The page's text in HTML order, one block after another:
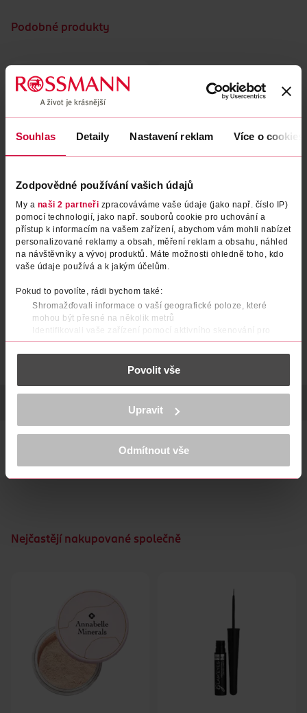
Souhlas Detaily Nastavení reklam Více o cookies
Zodpovědné používání vašich údajů
My a naši 2 partneři zpracováváme vaše údaje (jako např. číslo IP)
pomocí technologií, jako např. souborů cookie pro uchování a
přístup k informacím na vašem zařízení, abychom vám mohli nabízet
personalizované reklamy a obsah, měření reklam a obsahu, náhled
na návštěvníky a vývoj produktů. Máte možnosti ohledně toho, kdo
vaše údaje používá a k jakým účelům.
Pokud to povolíte, rádi bychom také:
Shromažďovali informace o vaší geografické poloze, které
mohou být přesné na několik metrů
Identifikovali vaše zařízení pomocí aktivního skenování pro
konkrétní charakteristiky (otisk prstu)
Zjistěte více o tom, jak zpracováváme vaše osobní údaje, a nastavte
části s podrobnostmi . Svůj souhlas můžete kdykoliv
K provozu stránek, personalizaci obsahu a reklam, funkcí sociálních
médií, analýze návštěvnosti, které mohou nést osobní údaje.
Více najdete vprohlášení o ochraně osobních údajů.
Děkujeme za pochopení. >více o cookies<
Povolit vše
Upravit
Odmítnout vše
Podobné produkty
Tvářenka Facefinity 50
Max Factor 1.5 g
379 Kč
DO KOŠÍKU
Obj. č.: 1271713
Tekutá tvářenka a rozjasňovač
Love Steady 006
Moira 1 ks
Tvářenka Annabelle Minerals v broskvovém odstínu. Zvýrazní
krásu žen s teplou olivovou pletí a dodá jí zdravý lesk.
Nejčastějí nakupované společně